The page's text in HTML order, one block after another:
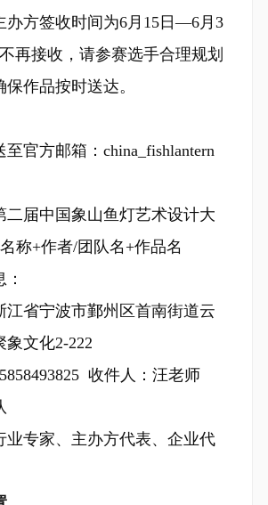
办方签收时间为6月15日—6月3
再接收，请参赛选手合理规划
作品按时送达。
官方邮箱：china_fishlantern
二届中国象山鱼灯艺术设计大
称+作者/团队名+作品名
江省宁波市鄞州区首南街道云
文化2-222
收件人：汪老师
业专家、主办方代表、企业代